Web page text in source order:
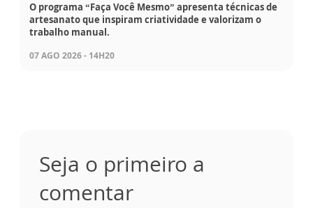
O programa “Faça Você Mesmo” apresenta técnicas de
artesanato que inspiram criatividade e valorizam o
trabalho manual.
07 AGO 2026 - 14H20
Seja o primeiro a
comentar